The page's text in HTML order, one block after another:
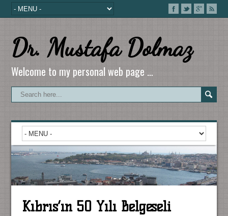
Dr. Mustafa Dolmaz
Welcome to my personal web page …
Kıbrıs’ın 50 Yılı Belgeseli